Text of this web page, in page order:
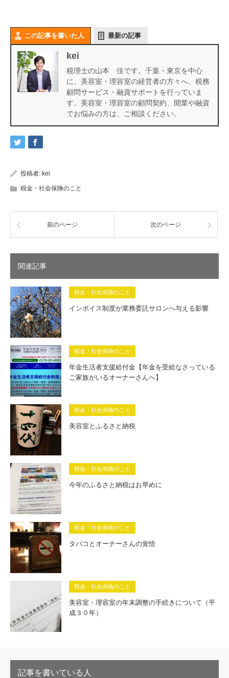
この記事を書いた人 最新の記事
kei
税理士の山本 佳です。千葉・東京を中心
に、美容室・理容室の経営者の方々へ、税務
顧問サービス・融資サポートを行っていま
す。美容室・理容室の顧問契約、開業や融資
でお悩みの方は、ご相談ください。
投稿者: kei
税金・社会保険のこと
前のページ 次のページ
関連記事
税金・社会保険のこと
インボイス制度が業務委託サロンへ与える影響
税金・社会保険のこと
年金生活者支援給付金【年金を受給なさっている
ご家族がいるオーナーさんへ】
税金・社会保険のこと
美容室とふるさと納税
税金・社会保険のこと
今年のふるさと納税はお早めに
税金・社会保険のこと
タバコとオーナーさんの覚悟
税金・社会保険のこと
美容室・理容室の年末調整の手続きについて（平
成３０年）
記事を書いている人